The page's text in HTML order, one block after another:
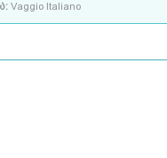
Vaggio Italiano